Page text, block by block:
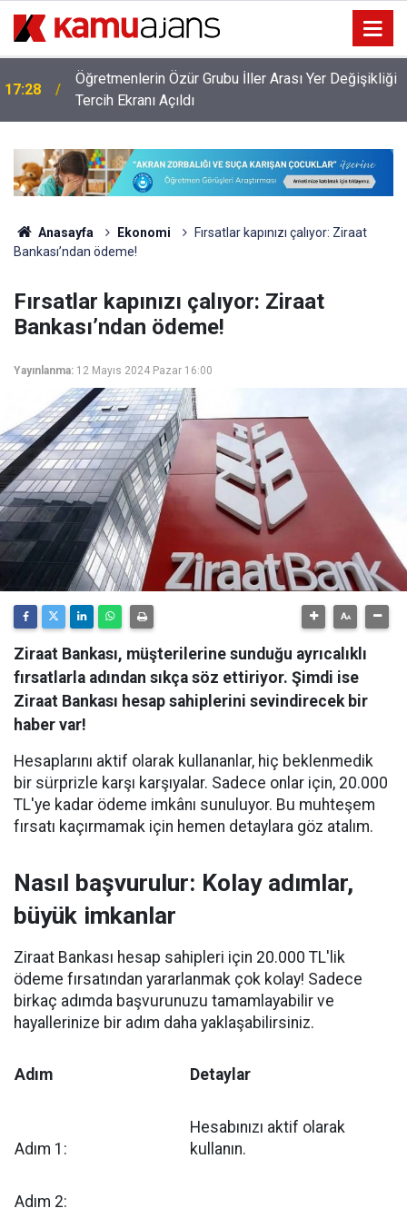
17:28
Öğretmenlerin Özür Grubu İller Arası Yer Değişikliği
Tercih Ekranı Açıldı
Anasayfa Ekonomi
Fırsatlar kapınızı çalıyor: Ziraat
Bankası’ndan ödeme!
Fırsatlar kapınızı çalıyor: Ziraat
Bankası’ndan ödeme!
Yayınlanma: 12 Mayıs 2024 Pazar 16:00
Ziraat Bankası, müşterilerine sunduğu ayrıcalıklı
fırsatlarla adından sıkça söz ettiriyor. Şimdi ise
Ziraat Bankası hesap sahiplerini sevindirecek bir
haber var!
Hesaplarını aktif olarak kullananlar, hiç beklenmedik
bir sürprizle karşı karşıyalar. Sadece onlar için, 20.000
TL'ye kadar ödeme imkânı sunuluyor. Bu muhteşem
fırsatı kaçırmamak için hemen detaylara göz atalım.
Nasıl başvurulur: Kolay adımlar,
büyük imkanlar
Ziraat Bankası hesap sahipleri için 20.000 TL'lik
ödeme fırsatından yararlanmak çok kolay! Sadece
birkaç adımda başvurunuzu tamamlayabilir ve
hayallerinize bir adım daha yaklaşabilirsiniz.
Adım Detaylar
Adım 1:
Hesabınızı aktif olarak
kullanın.
Adım 2: